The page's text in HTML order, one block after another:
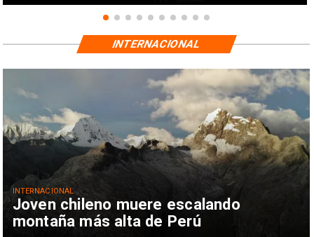
Joven chileno muere escalando
montaña más alta de Perú
INTERNACIONAL
INTERNACIONAL